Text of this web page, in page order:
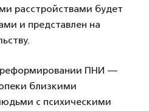
расстройствами будет
и представлен на
реформировании ПНИ —
близкими
с психическими